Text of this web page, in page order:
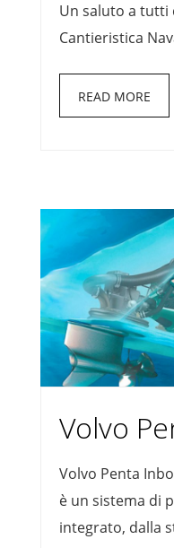
Un saluto a tutti
Cantieristica
READ MORE
Volvo
Volvo Penta
è un sistema di
integrato, dalla